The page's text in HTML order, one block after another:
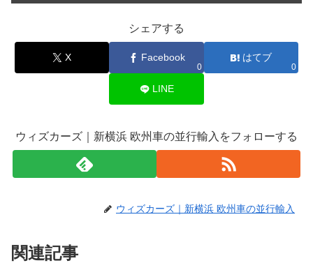
シェアする
X Facebook
0
はてブ
0
LINE
ウィズカーズ｜新横浜 欧州車の並行輸入をフォローする
ウィズカーズ｜新横浜 欧州車の並行輸入
関連記事